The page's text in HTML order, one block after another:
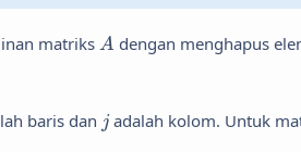
matriks A
A dengan menghapus
baris dan j
jadalah kolom. Untuk